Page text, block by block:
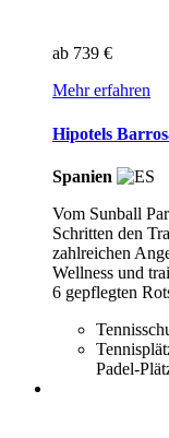
ab 739 €
Mehr erfahren
Hipotels
Spanien
Vom Sunball
Schritten den
zahlreichen
Wellness und
6 gepflegten
Padel-